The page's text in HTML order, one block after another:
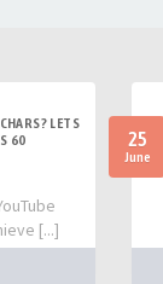
LETS
60
[...]
25
June